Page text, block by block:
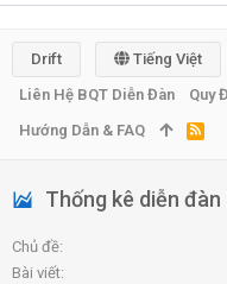
Thống kê diễn đàn
Chủ đề
Bài viết
Drift
Tiếng Việt
Liên Hệ BQT Diễn Đàn
Quy
Hướng Dẫn & FAQ
R
S